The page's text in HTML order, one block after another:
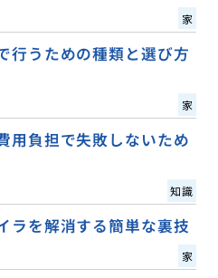
家
行うための種類と選び方
家
用負担で失敗しないため
知識
ラを解消する簡単な裏技
家